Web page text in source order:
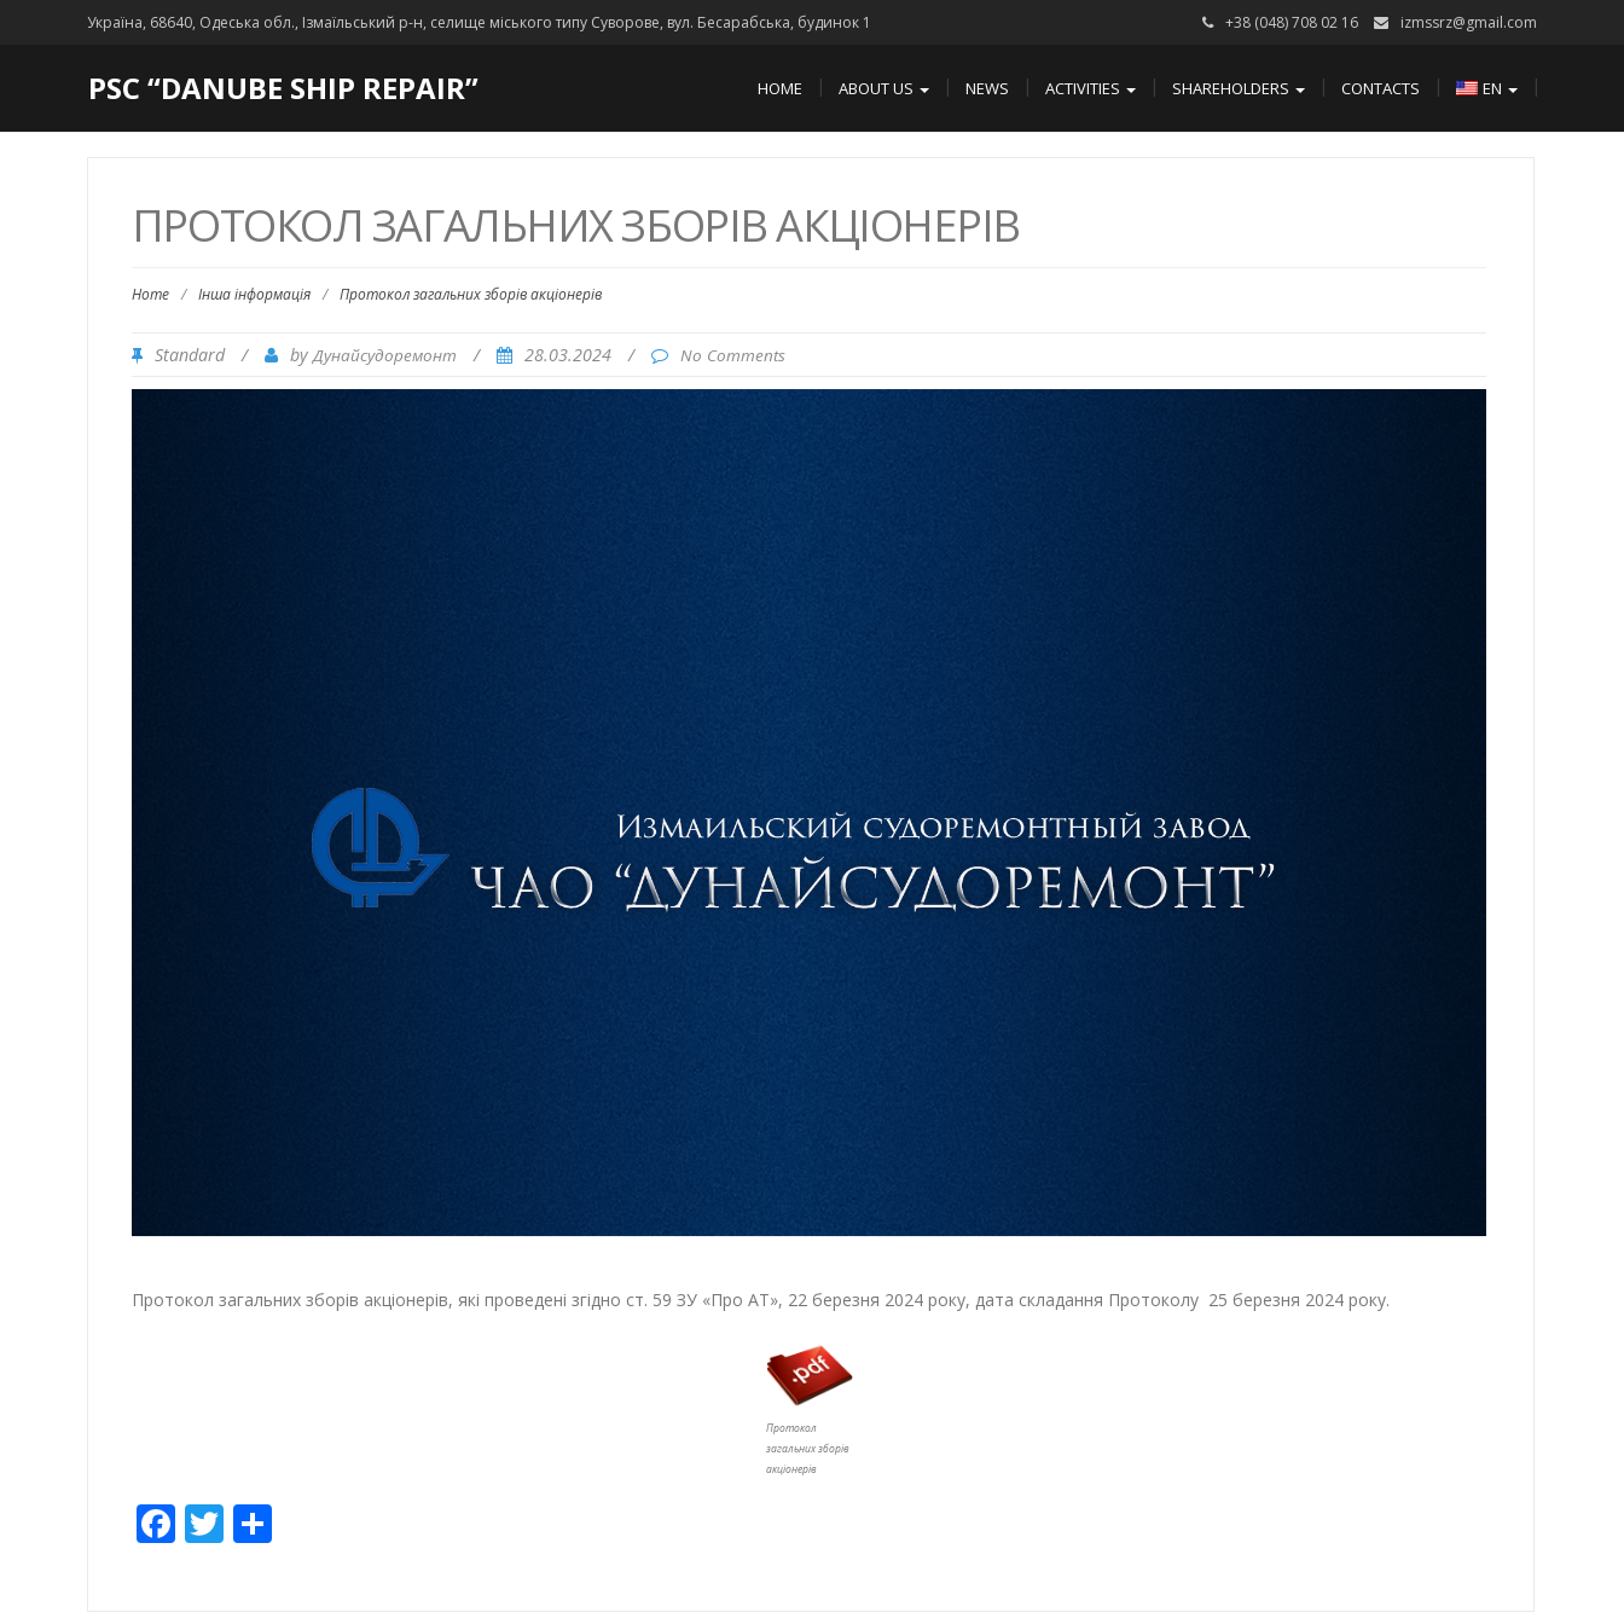
Україна, 68640, Одеська обл., Ізмаїльський р-н, селище міського типу Суворове, вул. Бесарабська, будинок 1 +38 (048) 708 02 16 izmssrz@gmail.com
PSC “DANUBE SHIP REPAIR” HOME ABOUT US NEWS ACTIVITIES SHAREHOLDERS CONTACTS EN
ПРОТОКОЛ ЗАГАЛЬНИХ ЗБОРІВ АКЦІОНЕРІВ
Home / Інша інформація / Протокол загальних зборів акціонерів
Standard / byДунайсудоремонт / 28.03.2024 / No Comments
Протокол загальних зборів акціонерів, які проведені згідно ст. 59 ЗУ «Про АТ», 22 березня 2024 року, дата складання Протоколу 25 березня 2024 року.
Протокол
загальних зборів
акціонерів
Facebook
Twitter
Share